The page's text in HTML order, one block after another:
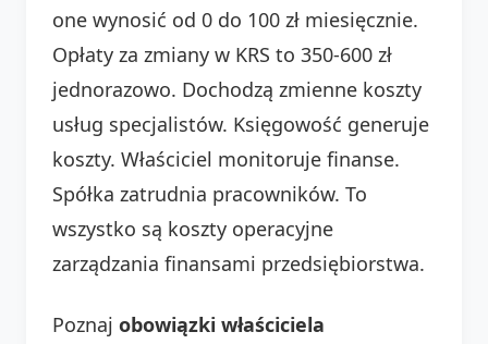
one wynosić od 0 do 100 zł miesięcznie.
Opłaty za zmiany w KRS to 350-600 zł
jednorazowo. Dochodzą zmienne koszty
usług specjalistów. Księgowość generuje
koszty. Właściciel monitoruje finanse.
Spółka zatrudnia pracowników. To
wszystko są koszty operacyjne
zarządzania finansami przedsiębiorstwa.
Poznaj obowiązki właściciela